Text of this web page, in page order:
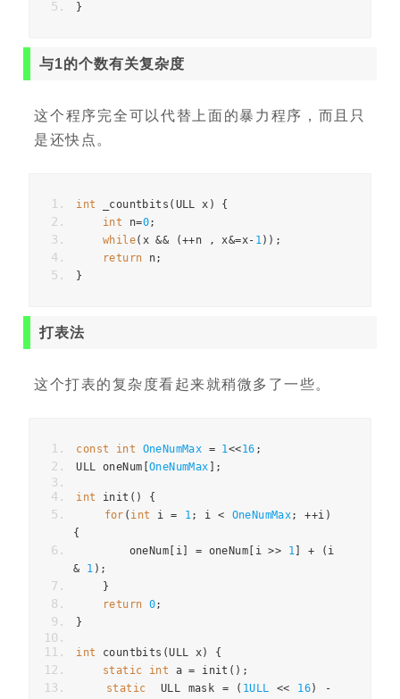
}
与1的个数有关复杂度
这个程序完全可以代替上面的暴力程序，而且只
是还快点。
int _countbits ( ULL x )
{
int n=0;
while( x && (++n , x&=x- 1));
return n;
}
打表法
这个打表的复杂度看起来就稍微多了一些。
const int OneNumMax = 1<<16 ;
ULL oneNum OneNumMax ];
int init ()
{
for ( int i = 1; i < OneNumMax; ++i )
{
        oneNum
i] = oneNum i >> 1 + (
&
1 );
}
return 0;
}
int countbits (ULL x)
{
static
int a = init ();
static
  ULL mask
= ( 1ULL << 16)
-